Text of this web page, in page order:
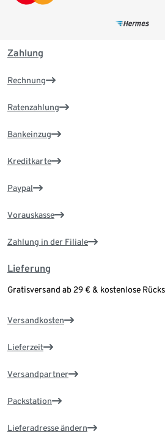
Zahlung
Rechnung
Ratenzahlung
Bankeinzug
Kreditkarte
Paypal
Vorauskasse
Zahlung in der Filiale
Lieferung
Gratisversand ab 29 € & kostenlose
Versandkosten
Lieferzeit
Versandpartner
Packstation
Lieferadresse ändern